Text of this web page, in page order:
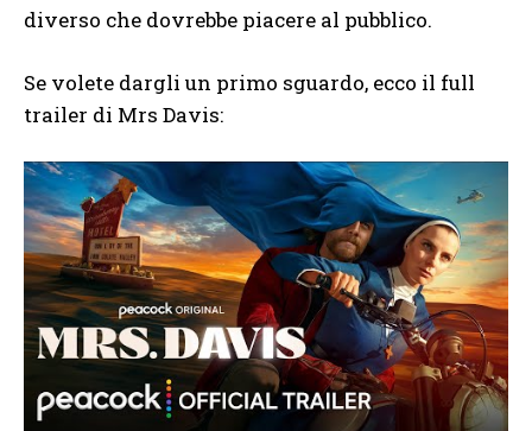
diverso che dovrebbe piacere al pubblico.
Se volete dargli un primo sguardo, ecco il full
trailer di Mrs Davis: